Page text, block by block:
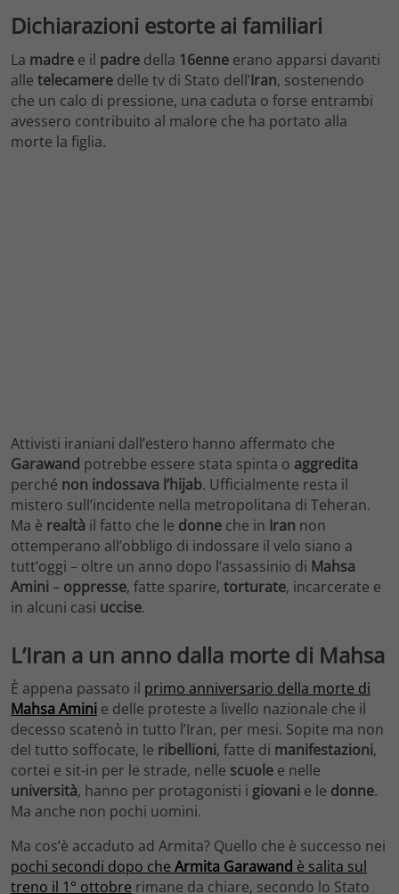
Dichiarazioni estorte ai familiari
La madre e il padre della 16enne erano apparsi davanti
alle telecamere delle tv di Stato dell’Iran, sostenendo
che un calo di pressione, una caduta o forse entrambi
avessero contribuito al malore che ha portato alla
morte la figlia.
Attivisti iraniani dall’estero hanno affermato che
Garawand potrebbe essere stata spinta o aggredita
perché non indossava l’hijab. Ufficialmente resta il
mistero sull’incidente nella metropolitana di Teheran.
Ma è realtà il fatto che le donne che in Iran non
ottemperano all’obbligo di indossare il velo siano a
tutt’oggi – oltre un anno dopo l’assassinio di Mahsa
Amini– oppresse, fatte sparire, torturate, incarcerate e
in alcuni casi uccise.
L’Iran a un anno dalla morte di Mahsa
È appena passato il primo anniversario della morte di
Mahsa Amini e delle proteste a livello nazionale che il
decesso scatenò in tutto l’Iran, per mesi. Sopite ma non
del tutto soffocate, le ribellioni, fatte di manifestazioni,
cortei e sit-in per le strade, nelle scuole e nelle
università, hanno per protagonisti i giovani e le donne.
Ma anche non pochi uomini.
Ma cos’è accaduto ad Armita? Quello che è successo nei
pochi secondi dopo che Armita Garawand è salita sul
treno il 1° ottobre rimane da chiare, secondo lo Stato